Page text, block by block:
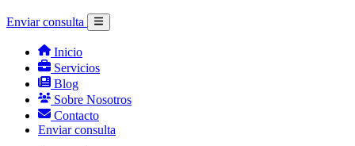
Enviar consulta
Inicio
Servicios
Blog
Sobre Nosotros
Contacto
Enviar consulta